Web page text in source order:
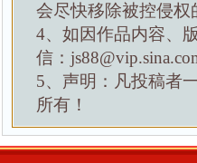
会尽快移除被控侵权
4、如因作品内容、
信：
5、声明：凡投稿者
所有！